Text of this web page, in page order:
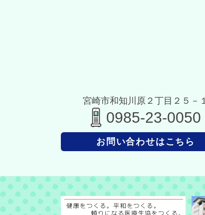
宮崎市和知川原２丁目２５－
0985-23-0050
お問い合わせはこちら